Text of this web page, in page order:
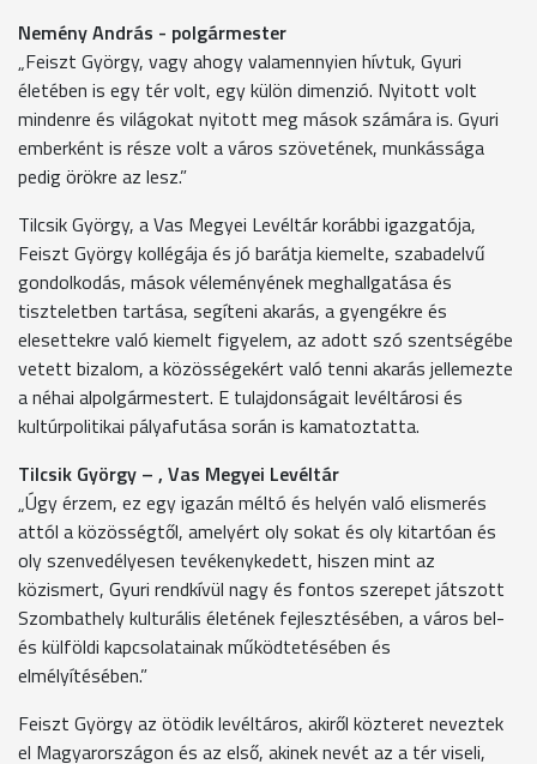
Nemény András - polgármester
„Feiszt György, vagy ahogy valamennyien hívtuk, Gyuri
életében is egy tér volt, egy külön dimenzió. Nyitott volt
mindenre és világokat nyitott meg mások számára is. Gyuri
emberként is része volt a város szövetének, munkássága
pedig örökre az lesz.”
Tilcsik György, a Vas Megyei Levéltár korábbi igazgatója,
Feiszt György kollégája és jó barátja kiemelte, szabadelvű
gondolkodás, mások véleményének meghallgatása és
tiszteletben tartása, segíteni akarás, a gyengékre és
elesettekre való kiemelt figyelem, az adott szó szentségébe
vetett bizalom, a közösségekért való tenni akarás jellemezte
a néhai alpolgármestert. E tulajdonságait levéltárosi és
kultúrpolitikai pályafutása során is kamatoztatta.
Tilcsik György – , Vas Megyei Levéltár
„Úgy érzem, ez egy igazán méltó és helyén való elismerés
attól a közösségtől, amelyért oly sokat és oly kitartóan és
oly szenvedélyesen tevékenykedett, hiszen mint az
közismert, Gyuri rendkívül nagy és fontos szerepet játszott
Szombathely kulturális életének fejlesztésében, a város bel-
és külföldi kapcsolatainak működtetésében és
elmélyítésében.”
Feiszt György az ötödik levéltáros, akiről közteret neveztek
el Magyarországon és az első, akinek nevét az a tér viseli,